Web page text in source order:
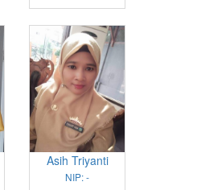
Asih Triyanti
NIP: -